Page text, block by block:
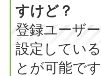
すけど？
登録ユーザ
設定してい
とが可能で